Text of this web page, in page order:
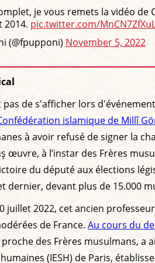
je vous remets la vidéo de
2014. pic.twitter.com/
(@fpupponi) November 5, 2022
pas de s'afficher lors
islamique de Millî
à avoir refusé de signer la
œuvre, à l’instar des Frères
du député aux élections
dernier, devant plus de 15.000
juillet 2022, cet ancien
de France. Au cours du
proche des Frères musulmans,
(IESH) de Paris,